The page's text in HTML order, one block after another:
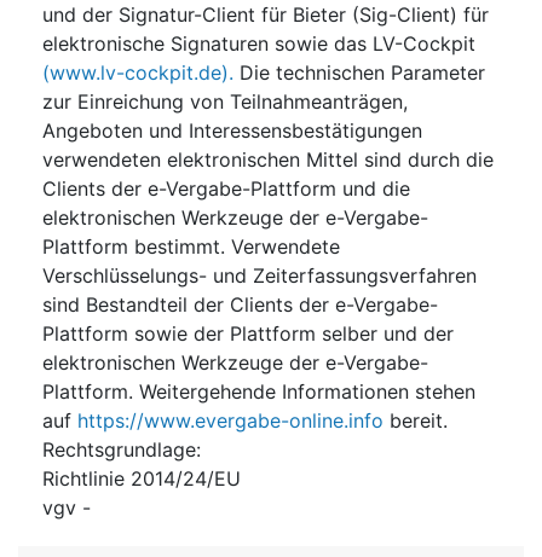
und der Signatur-Client für Bieter (Sig-Client) für
elektronische Signaturen sowie das LV-Cockpit
(www.lv-cockpit.de). Die technischen Parameter
zur Einreichung von Teilnahmeanträgen,
Angeboten und Interessensbestätigungen
verwendeten elektronischen Mittel sind durch die
Clients der e-Vergabe-Plattform und die
elektronischen Werkzeuge der e-Vergabe-
Plattform bestimmt. Verwendete
Verschlüsselungs- und Zeiterfassungsverfahren
sind Bestandteil der Clients der e-Vergabe-
Plattform sowie der Plattform selber und der
elektronischen Werkzeuge der e-Vergabe-
Plattform. Weitergehende Informationen stehen
auf https://www.evergabe-online.info bereit.
Rechtsgrundlage:
Richtlinie 2014/24/EU
vgv -